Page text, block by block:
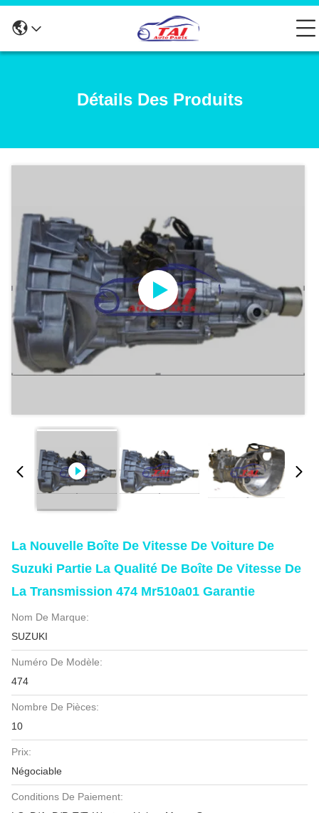
Détails Des Produits
La Nouvelle Boîte De Vitesse De Voiture De
Suzuki Partie La Qualité De Boîte De Vitesse De
La Transmission 474 Mr510a01 Garantie
Nom De Marque:
SUZUKI
Numéro De Modèle:
474
Nombre De Pièces:
10
Prix:
Négociable
Conditions De Paiement: